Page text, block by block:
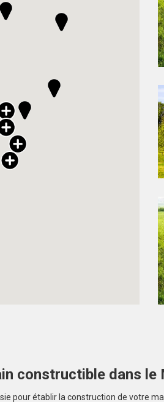
constructible dans le
pour établir la construction de votre